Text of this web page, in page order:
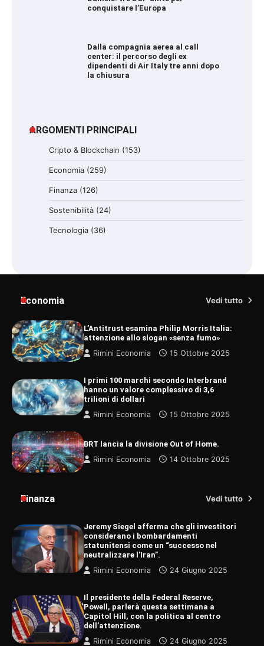
conquistare l’Europa
Dalla compagnia aerea al call
center: il percorso degli ex
dipendenti di Air Italy tre anni dopo
la chiusura
ARGOMENTI PRINCIPALI
Cripto & Blockchain (153)
Economia (259)
Finanza (126)
Sostenibilità (24)
Tecnologia (36)
Economia Vedi tutto
L’Antitrust esamina Philip Morris Italia:
attenzione allo slogan «senza fumo»
Rimini Economia
15 Ottobre 2025
I primi 100 marchi secondo Interbrand
hanno un valore complessivo di 3,6
trilioni di dollari
Rimini Economia
15 Ottobre 2025
BRT lancia la divisione Out of Home.
Rimini Economia
14 Ottobre 2025
Finanza Vedi tutto
Jeremy Siegel afferma che gli investitori
considerano i bombardamenti
statunitensi come un “successo nel
neutralizzare l’Iran”.
Rimini Economia
24 Giugno 2025
Il presidente della Federal Reserve,
Powell, parlerà questa settimana a
Capitol Hill, con la politica al centro
dell’attenzione.
Rimini Economia
24 Giugno 2025